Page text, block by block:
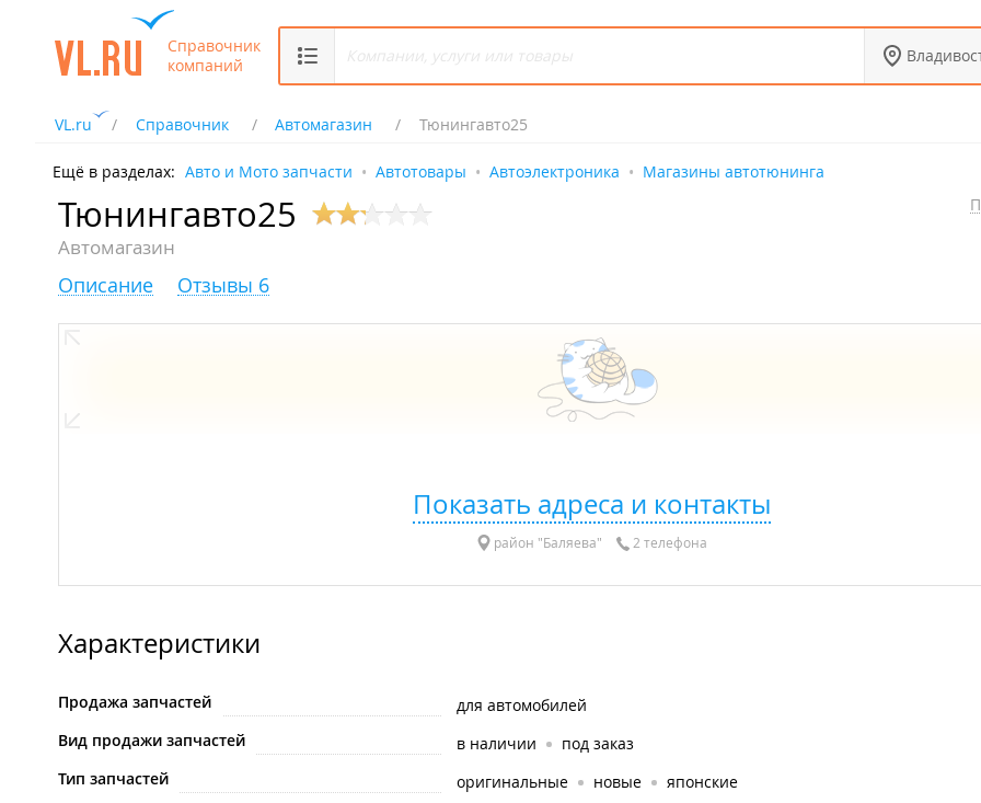
Справочник
компаний
VL.ru Справочник Автомагазин Тюнингавто25
Ещё в разделах: Авто и Мото запчасти Автотовары Автоэлектроника Магазины автотюнинга
Тюнингавто25
Автомагазин
Описание Отзывы 6
Показать адреса и контакты
район "Баляева" 2 телефона
Характеристики
Продажа запчастей
для автомобилей
Вид продажи запчастей
в наличии
под заказ
Тип запчастей
оригинальные новые
японские